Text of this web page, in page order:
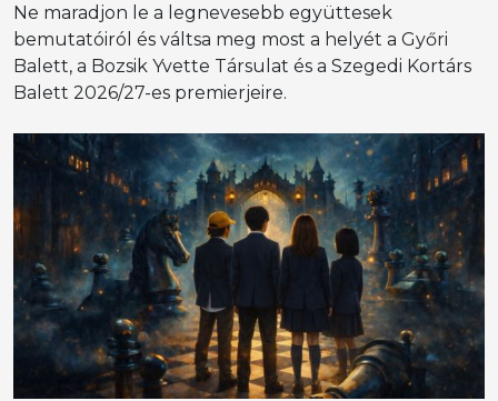
Ne maradjon le a legnevesebb együttesek
bemutatóiról és váltsa meg most a helyét a Győri
Balett, a Bozsik Yvette Társulat és a Szegedi Kortárs
Balett 2026/27-es premierjeire.